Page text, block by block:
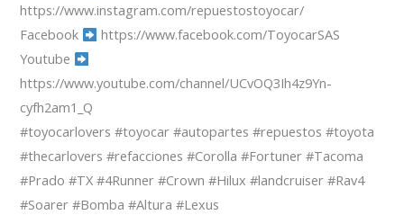
https://www.instagram.com/repuestostoyocar/
Facebook
https://www.facebook.com/ToyocarSAS
Youtube
https://www.youtube.com/channel/UCvOQ3Ih4z9Yn-
cyfh2am1_Q
#toyocarlovers #toyocar #autopartes #repuestos #toyota
#thecarlovers #refacciones #Corolla #Fortuner #Tacoma
#Prado #TX #4Runner #Crown #Hilux #landcruiser #Rav4
#Soarer #Bomba #Altura #Lexus